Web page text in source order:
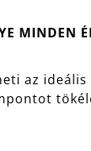
MINDEN
az